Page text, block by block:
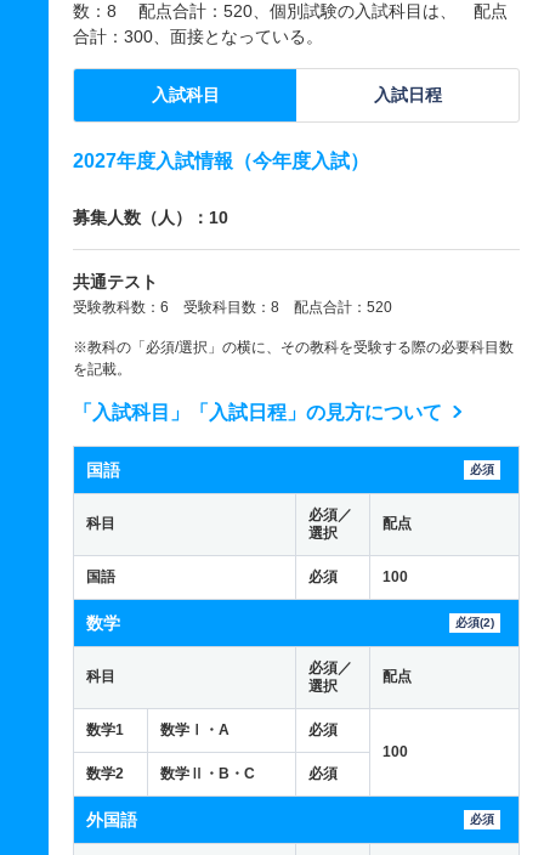
数：8 配点合計：520、個別試験の入試科目は、 配点
合計：300、面接となっている。
入試科目 入試日程
2027年度入試情報（今年度入試）
募集人数（人）：10
共通テスト
受験教科数：6 受験科目数：8 配点合計：520
※教科の「必須/選択」の横に、その教科を受験する際の必要科目数
を記載。
「入試科目」「入試日程」の見方について
国語 必須
科目
必須／
選択
配点
国語 必須 100
数学 必須(2)
科目
必須／
選択
配点
数学1 数学Ⅰ・A
必須
100
数学2
数学Ⅱ・B・C 必須
外国語 必須